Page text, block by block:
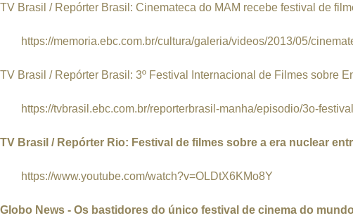
TV Brasil / Repórter Brasil: Cinemateca do MAM recebe festival de
https://memoria.ebc.com.br/cultura/galeria/videos/2013/05/
TV Brasil / Repórter Brasil: 3º Festival Internacional de Filmes sobre
https://tvbrasil.ebc.com.br/reporterbrasil-manha/episodio/3o-
TV Brasil / Repórter Rio: Festival de filmes sobre a era nuclear
https://www.youtube.com/watch?v=OLDtX6KMo8Y
Globo News - Os bastidores do único festival de cinema do